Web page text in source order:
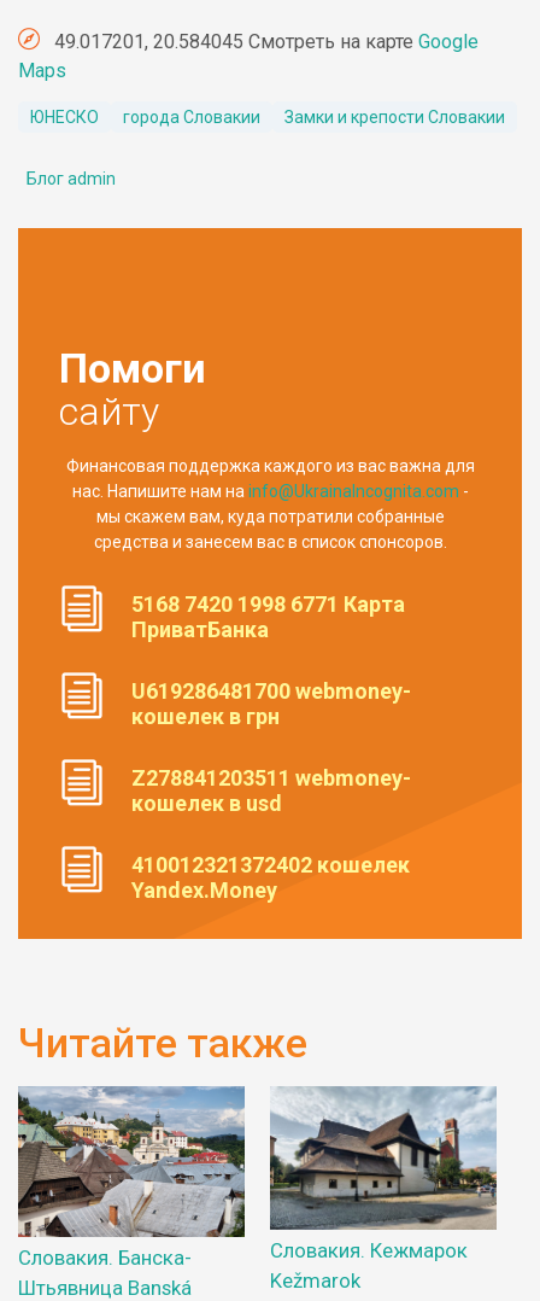
49.017201, 20.584045 Смотреть на карте Google
Maps
ЮНЕСКО города Словакии Замки и крепости Словакии
Блог admin
Помоги
сайту
Финансовая поддержка каждого из вас важна для
нас. Напишите нам на info@UkrainaIncognita.com -
мы скажем вам, куда потратили собранные
средства и занесем вас в список спонсоров.
5168 7420 1998 6771 Карта
ПриватБанка
U619286481700 webmoney-
кошелек в грн
Z278841203511 webmoney-
кошелек в usd
410012321372402 кошелек
Yandex.Money
Читайте также
Словакия. Банска-
Штьявница Banská
Словакия. Кежмарок
Kežmarok